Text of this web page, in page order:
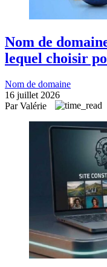
Nom de
lequel choisir
Nom de domaine
16 juillet 2026
Par Valérie